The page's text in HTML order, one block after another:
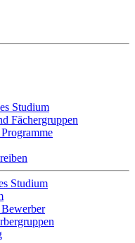
Studium
Fächergruppen
Studium